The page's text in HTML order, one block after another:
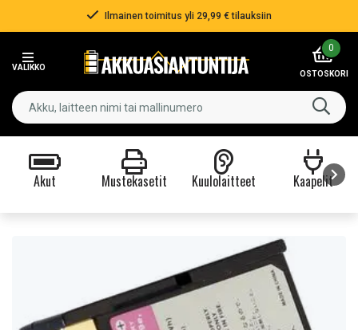
Ilmainen toimitus yli 29,99 € tilauksiin
VALIKKO
0
OSTOSKORI
Akut Mustekasetit Kuulolaitteet Kaapelit